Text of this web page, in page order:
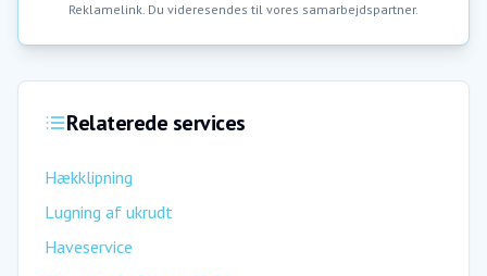
Reklamelink. Du videresendes til vores samarbejdspartner.
Relaterede services
Hækklipning
Lugning af ukrudt
Haveservice